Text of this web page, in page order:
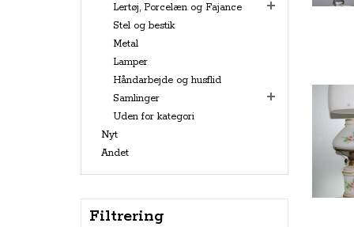
Lertøj, Porcelæn og Fajance
Stel og bestik
Metal
Lamper
Håndarbejde og husflid
Samlinger
Uden for kategori
Nyt
Andet
Filtrering